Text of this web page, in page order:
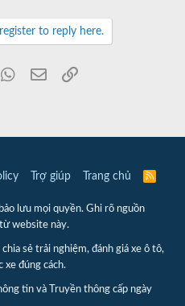
to reply here.
WhatsApp
Email
Trợ giúp Trang chủ
R
lưu mọi quyền. Ghi rõ nguồn
website này.
sẻ trải nghiệm, đánh giá xe ô tô,
xe đúng cách.
tin và Truyền thông cấp ngày